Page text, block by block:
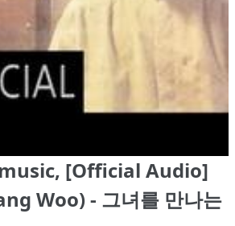
[Official Audio]
Woo) - 그녀를 만나는